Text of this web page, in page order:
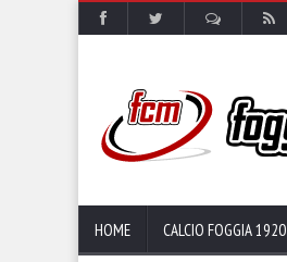
HOME CALCIO FOGGIA 1920